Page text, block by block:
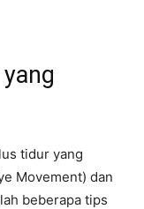
tidur yang
Movement) dan
beberapa tips